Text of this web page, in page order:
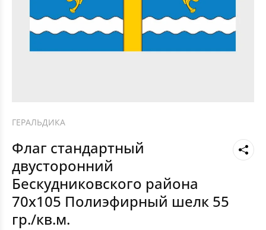
ГЕРАЛЬДИКА
Флаг стандартный
двусторонний
Бескудниковского района
70х105 Полиэфирный шелк 55
гр./кв.м.